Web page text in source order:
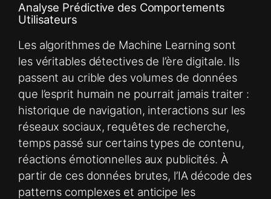
Analyse Prédictive des Comportements
Utilisateurs
Les algorithmes de Machine Learning sont
les véritables détectives de l’ère digitale. Ils
passent au crible des volumes de données
que l’esprit humain ne pourrait jamais traiter :
historique de navigation, interactions sur les
réseaux sociaux, requêtes de recherche,
temps passé sur certains types de contenu,
réactions émotionnelles aux publicités. À
partir de ces données brutes, l’IA décode des
patterns complexes et anticipe les